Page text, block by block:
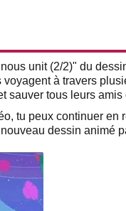
unit (2/2)" du
à travers
sauver tous leurs
tu peux continuer en
dessin animé